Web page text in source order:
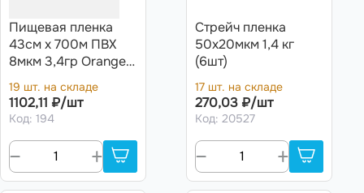
Пищевая пленка
43см х 700м ПВХ
8мкм 3,4гр Orange
19 шт. на складе
1102,11 ₽/шт
Код: 194
Стрейч пленка
50х20мкм 1,4 кг
(6шт)
17 шт. на складе
270,03 ₽/шт
Код: 20527